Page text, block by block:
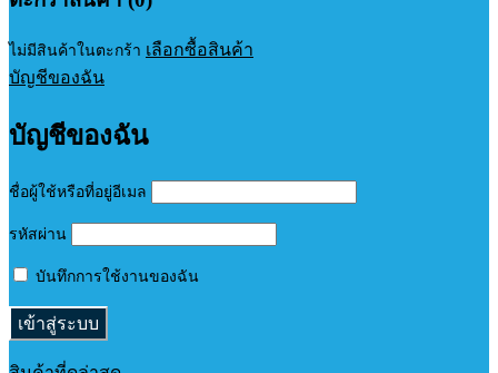
ไม่มีสินค้าในตะกร้า เลือกซื้อสินค้า
บัญชีของฉัน
บัญชีของฉัน
ชื่อผู้ใช้หรือที่อยู่อีเมล
รหัสผ่าน
บันทึกการใช้งานของฉัน